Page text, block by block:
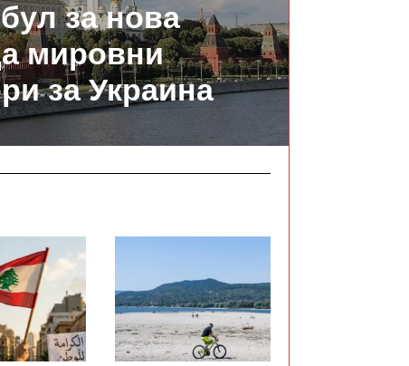
за нова
мировни
за Украина